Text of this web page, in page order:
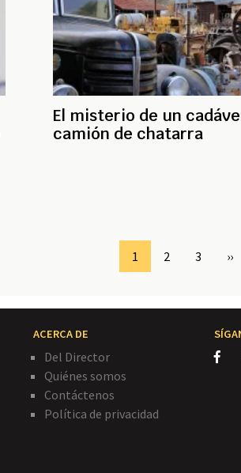
El misterio de un
camión de chatarra
Page
1 Page
2 Page
3 ››
ACERCA DE
Del Director
Quiénes somos
Contáctenos
Política de privacidad